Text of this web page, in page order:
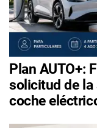
Plan AUTO+:
solicitud de la
coche